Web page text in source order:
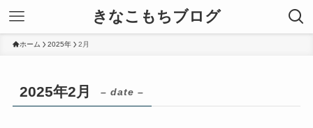
きなこもちブログ
ホーム 2025年 2月
2025年2月 – date –